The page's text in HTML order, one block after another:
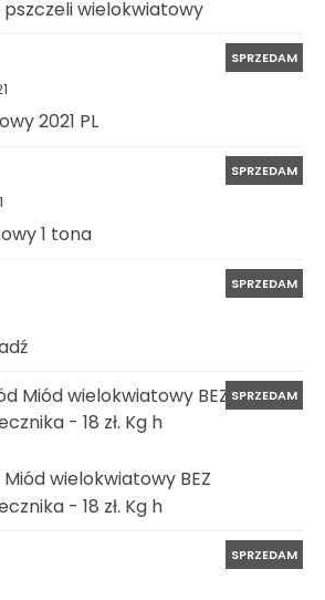
wielokwiatowy
SPRZEDAM
2021 PL
SPRZEDAM
1 tona
SPRZEDAM
SPRZEDAM
wielokwiatowy BEZ
- 18 zł. Kg h
SPRZEDAM